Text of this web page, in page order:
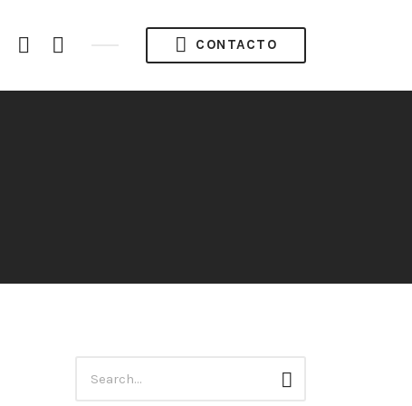
Instagram
Twitter CONTACTO
para:
Buscar